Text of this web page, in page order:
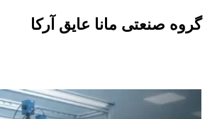
گروه صنعتی مانا عایق آرکا